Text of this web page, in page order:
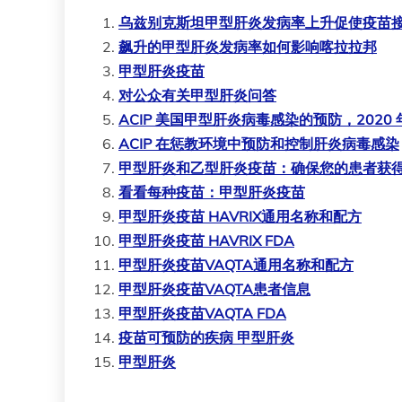
乌兹别克斯坦甲型肝炎发病率上升促使疫苗
飙升的甲型肝炎发病率如何影响喀拉拉邦
甲型肝炎疫苗
对公众有关甲型肝炎问答
ACIP 美国甲型肝炎病毒感染的预防，2020
ACIP 在惩教环境中预防和控制肝炎病毒感染
甲型肝炎和乙型肝炎疫苗：确保您的患者获
看看每种疫苗：甲型肝炎疫苗
甲型肝炎疫苗 HAVRIX通用名称和配方
甲型肝炎疫苗 HAVRIX FDA
甲型肝炎疫苗VAQTA通用名称和配方
甲型肝炎疫苗VAQTA患者信息
甲型肝炎疫苗VAQTA FDA
疫苗可预防的疾病 甲型肝炎
甲型肝炎